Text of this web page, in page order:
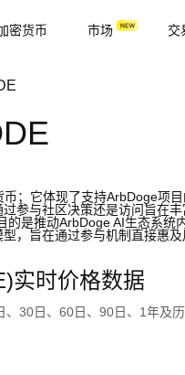
密货币 市场 交
；它体现了支持ArbDoge项
参与社区决策还是访问旨在丰
的是推动ArbDoge AI生态系
，旨在通过参与机制直接惠及
实时价格数据
、30日、60日、90日、1年及